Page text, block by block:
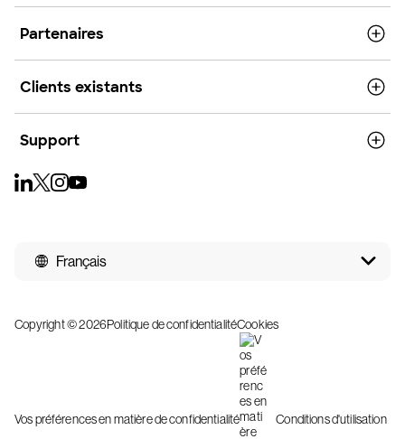
Partenaires
Clients existants
Support
Français
Copyright © 2026Politique de confidentialitéCookies
Vos préférences en matière de confidentialité Conditions d'utilisation